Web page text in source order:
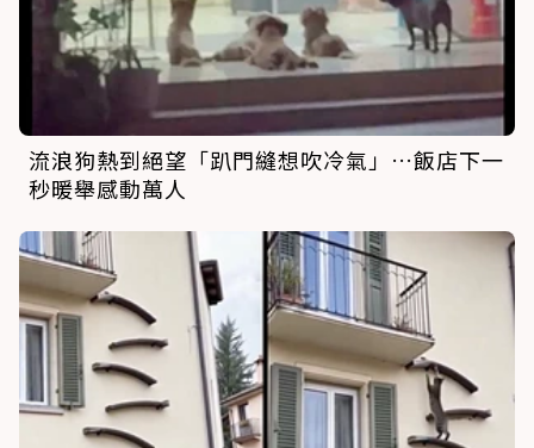
流浪狗熱到絕望「趴門縫想吹冷氣」…飯店下一
秒暖舉感動萬人